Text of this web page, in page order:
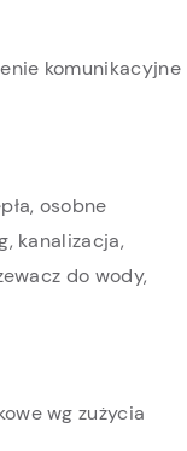
komunikacyjne
osobne
kanalizacja,
do wody,
wg zużycia